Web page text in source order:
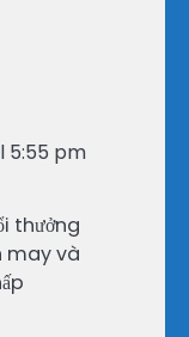
5:55 pm
thưởng
may và